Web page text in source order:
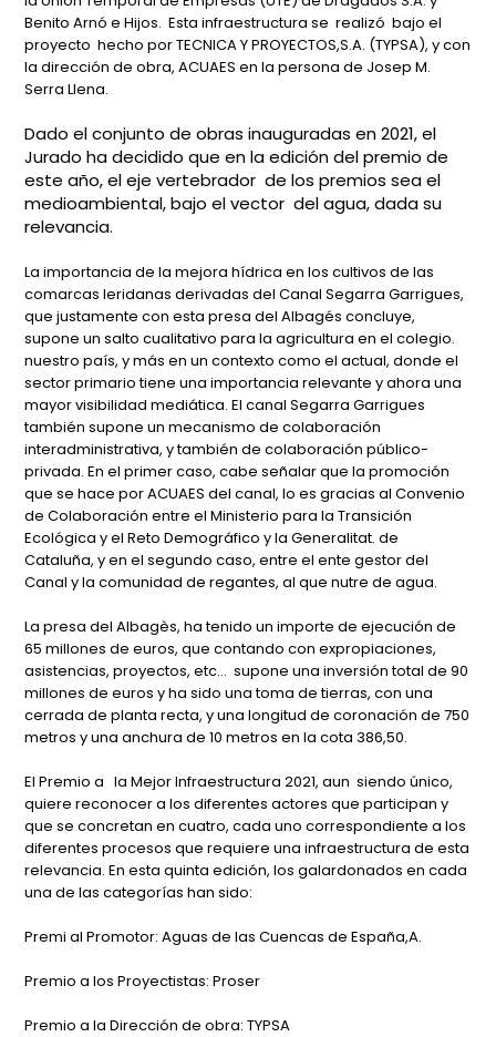
Benito Arnó e Hijos. Esta infraestructura se realizó bajo el
proyecto hecho por TECNICA Y PROYECTOS,S.A. (TYPSA), y con
la dirección de obra, ACUAES en la persona de Josep M.
Serra Llena.
Dado el conjunto de obras inauguradas en 2021, el
Jurado ha decidido que en la edición del premio de
este año, el eje vertebrador de los premios sea el
medioambiental, bajo el vector del agua, dada su
relevancia.
La importancia de la mejora hídrica en los cultivos de las
comarcas leridanas derivadas del Canal Segarra Garrigues,
que justamente con esta presa del Albagés concluye,
supone un salto cualitativo para la agricultura en el colegio.
nuestro país, y más en un contexto como el actual, donde el
sector primario tiene una importancia relevante y ahora una
mayor visibilidad mediática. El canal Segarra Garrigues
también supone un mecanismo de colaboración
interadministrativa, y también de colaboración público-
privada. En el primer caso, cabe señalar que la promoción
que se hace por ACUAES del canal, lo es gracias al Convenio
de Colaboración entre el Ministerio para la Transición
Ecológica y el Reto Demográfico y la Generalitat. de
Cataluña, y en el segundo caso, entre el ente gestor del
Canal y la comunidad de regantes, al que nutre de agua.
La presa del Albagès, ha tenido un importe de ejecución de
65 millones de euros, que contando con expropiaciones,
asistencias, proyectos, etc… supone una inversión total de 90
millones de euros y ha sido una toma de tierras, con una
cerrada de planta recta, y una longitud de coronación de 750
metros y una anchura de 10 metros en la cota 386,50.
El Premio a la Mejor Infraestructura 2021, aun siendo único,
quiere reconocer a los diferentes actores que participan y
que se concretan en cuatro, cada uno correspondiente a los
diferentes procesos que requiere una infraestructura de esta
relevancia. En esta quinta edición, los galardonados en cada
una de las categorías han sido:
Premi al Promotor: Aguas de las Cuencas de España,A.
Premio a los Proyectistas: Proser
Premio a la Dirección de obra: TYPSA